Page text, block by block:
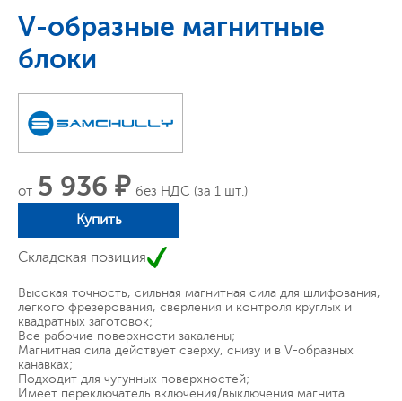
V-образные магнитные
блоки
от 5 936 ₽ без НДС (за 1 шт.)
Купить
Складская позиция
Высокая точность, сильная магнитная сила для шлифования,
легкого фрезерования, сверления и контроля круглых и
квадратных заготовок;
Все рабочие поверхности закалены;
Магнитная сила действует сверху, снизу и в V-образных
канавках;
Подходит для чугунных поверхностей;
Имеет переключатель включения/выключения магнита